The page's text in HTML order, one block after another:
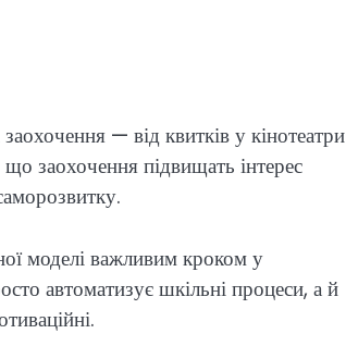
— від квитків у кінотеатри
заохочення підвищать інтерес
моделі важливим кроком у
автоматизує шкільні процеси, а й